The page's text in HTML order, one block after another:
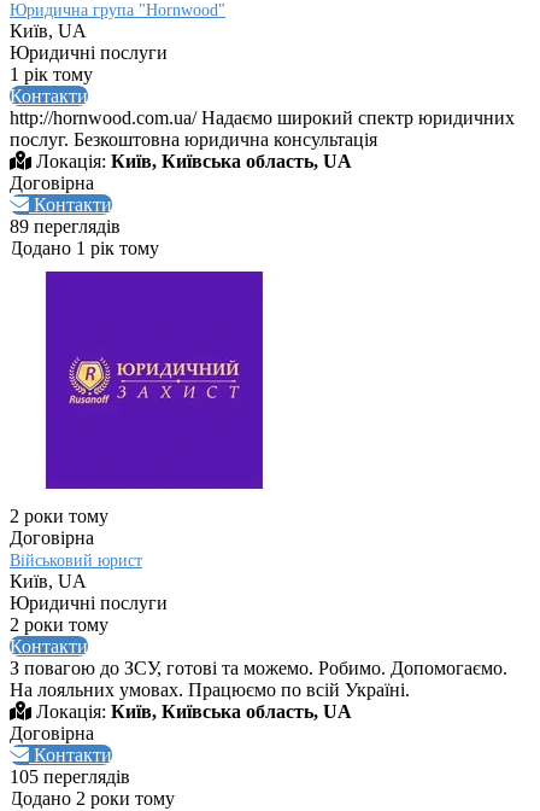
Юридична група "Hornwood"
Київ, UA
Юридичні послуги
1 рік тому
Контакти
http://hornwood.com.ua/ Надаємо широкий спектр юридичних
послуг. Безкоштовна юридична консультація
Локація: Київ, Київська область, UA
Договірна
Контакти
89 переглядів
Додано 1 рік тому
2 роки тому
Договірна
Військовий юрист
Київ, UA
Юридичні послуги
2 роки тому
Контакти
З повагою до ЗСУ, готові та можемо. Робимо. Допомогаємо.
На лояльних умовах. Працюємо по всій Україні.
Локація: Київ, Київська область, UA
Договірна
Контакти
105 переглядів
Додано 2 роки тому